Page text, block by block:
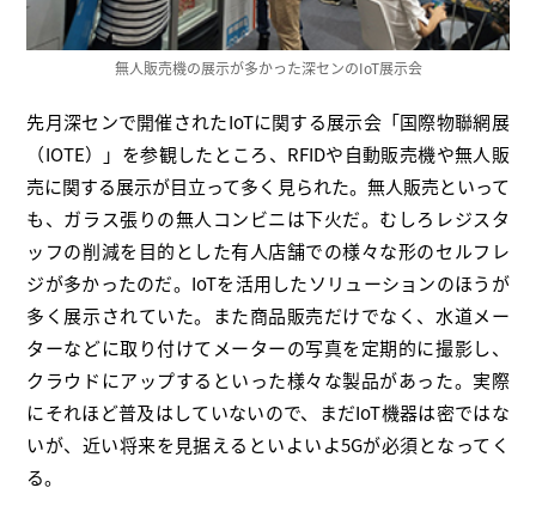
無人販売機の展示が多かった深センのIoT展示会
先月深センで開催されたIoTに関する展示会「国際物聯網展
（IOTE）」を参観したところ、RFIDや自動販売機や無人販
売に関する展示が目立って多く見られた。無人販売といって
も、ガラス張りの無人コンビニは下火だ。むしろレジスタ
ッフの削減を目的とした有人店舗での様々な形のセルフレ
ジが多かったのだ。IoTを活用したソリューションのほうが
多く展示されていた。また商品販売だけでなく、水道メー
ターなどに取り付けてメーターの写真を定期的に撮影し、
クラウドにアップするといった様々な製品があった。実際
にそれほど普及はしていないので、まだIoT機器は密ではな
いが、近い将来を見据えるといよいよ5Gが必須となってく
る。